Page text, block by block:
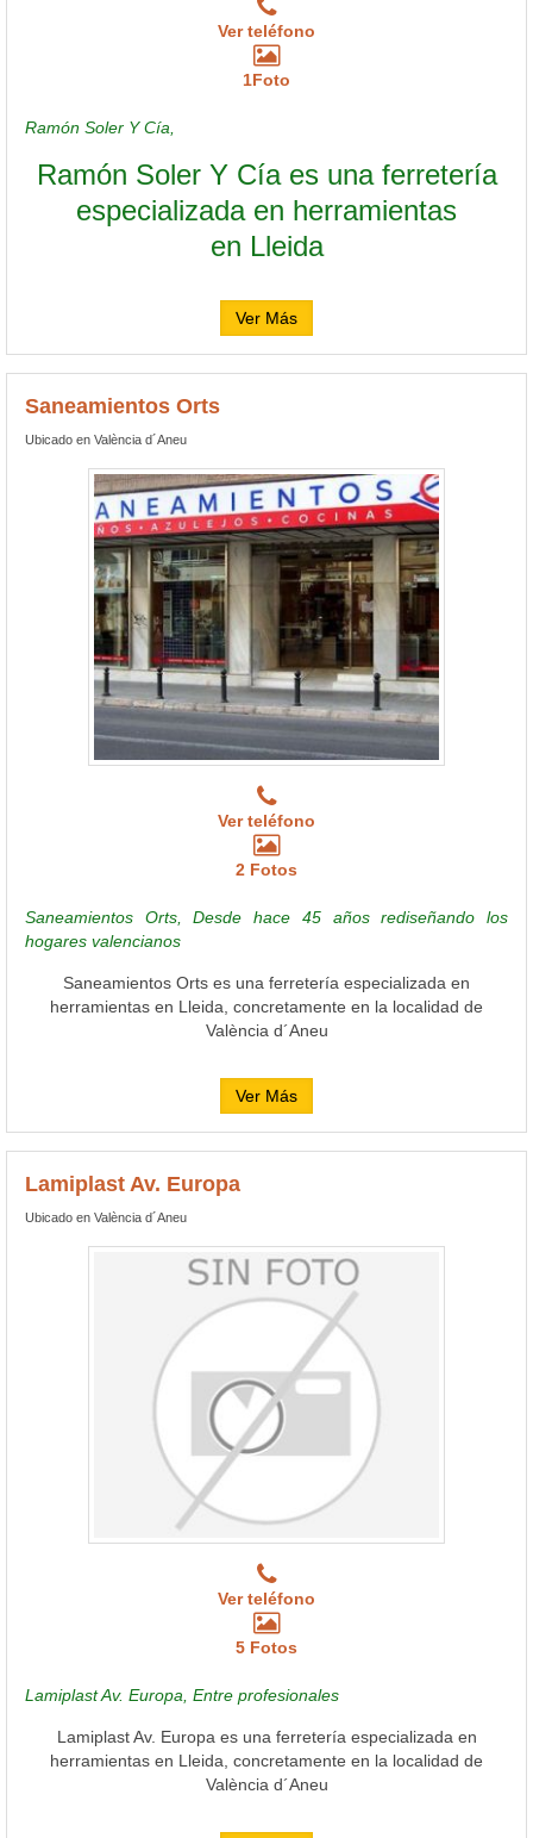
Ver teléfono
1Foto
Ramón Soler Y Cía,
Ramón Soler Y Cía es una ferretería
especializada en herramientas
en Lleida
Ver Más
Saneamientos Orts
Ubicado en València d´Aneu
Ver teléfono
2 Fotos
Saneamientos Orts, Desde hace 45 años rediseñando los
hogares valencianos
Saneamientos Orts es una ferretería especializada en
herramientas en Lleida, concretamente en la localidad de
València d´Aneu
Ver Más
Lamiplast Av. Europa
Ubicado en València d´Aneu
Ver teléfono
5 Fotos
Lamiplast Av. Europa, Entre profesionales
Lamiplast Av. Europa es una ferretería especializada en
herramientas en Lleida, concretamente en la localidad de
València d´Aneu